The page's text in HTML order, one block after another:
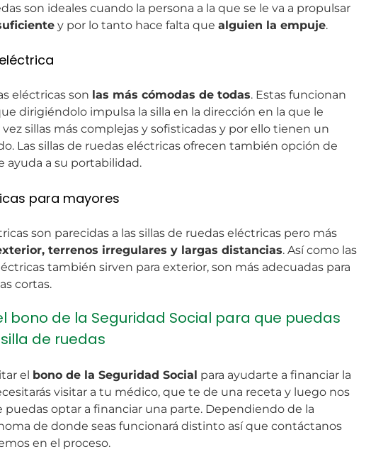
son ideales cuando la persona a la que se le va a propulsar
y por lo tanto hace falta que alguien la empuje.
eléctricas son las más cómodas de todas. Estas funcionan
dirigiéndolo impulsa la silla en la dirección en la que le
vez sillas más complejas y sofisticadas y por ello tienen un
Las sillas de ruedas eléctricas ofrecen también opción de
ayuda a su portabilidad.
para mayores
son parecidas a las sillas de ruedas eléctricas pero más
terrenos irregulares y largas distancias. Así como las
también sirven para exterior, son más adecuadas para
cortas.
bono de la Seguridad Social para que puedas
de ruedas
el bono de la Seguridad Social para ayudarte a financiar la
visitar a tu médico, que te de una receta y luego nos
puedas optar a financiar una parte. Dependiendo de la
de donde seas funcionará distinto así que contáctanos
en el proceso.